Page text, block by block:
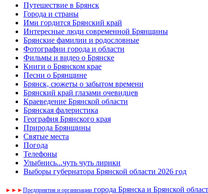
Путешествие в Брянск
Города и страны
Ими гордится Брянский край
Интересные люди современной Брянщины
Брянские фамилии и родословные
Фотографии города и области
Фильмы и видео о Брянске
Книги о Брянском крае
Песни о Брянщине
Брянск, сюжеты о забытом времени
Брянский край глазами очевидцев
Краеведение Брянской области
Брянская фалеристика
География Брянского края
Природа Брянщины
Святые места
Погода
Телефоны
Улыбнись...чуть чуть лирики
Выборы губернатора Брянской области 2026 год
► ► ►Предприятия и организации города Брянска и Брянской